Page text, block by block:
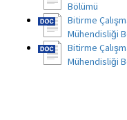
Bölümü
Bitirme
Mühendisliği
Bitirme
Mühendisliği